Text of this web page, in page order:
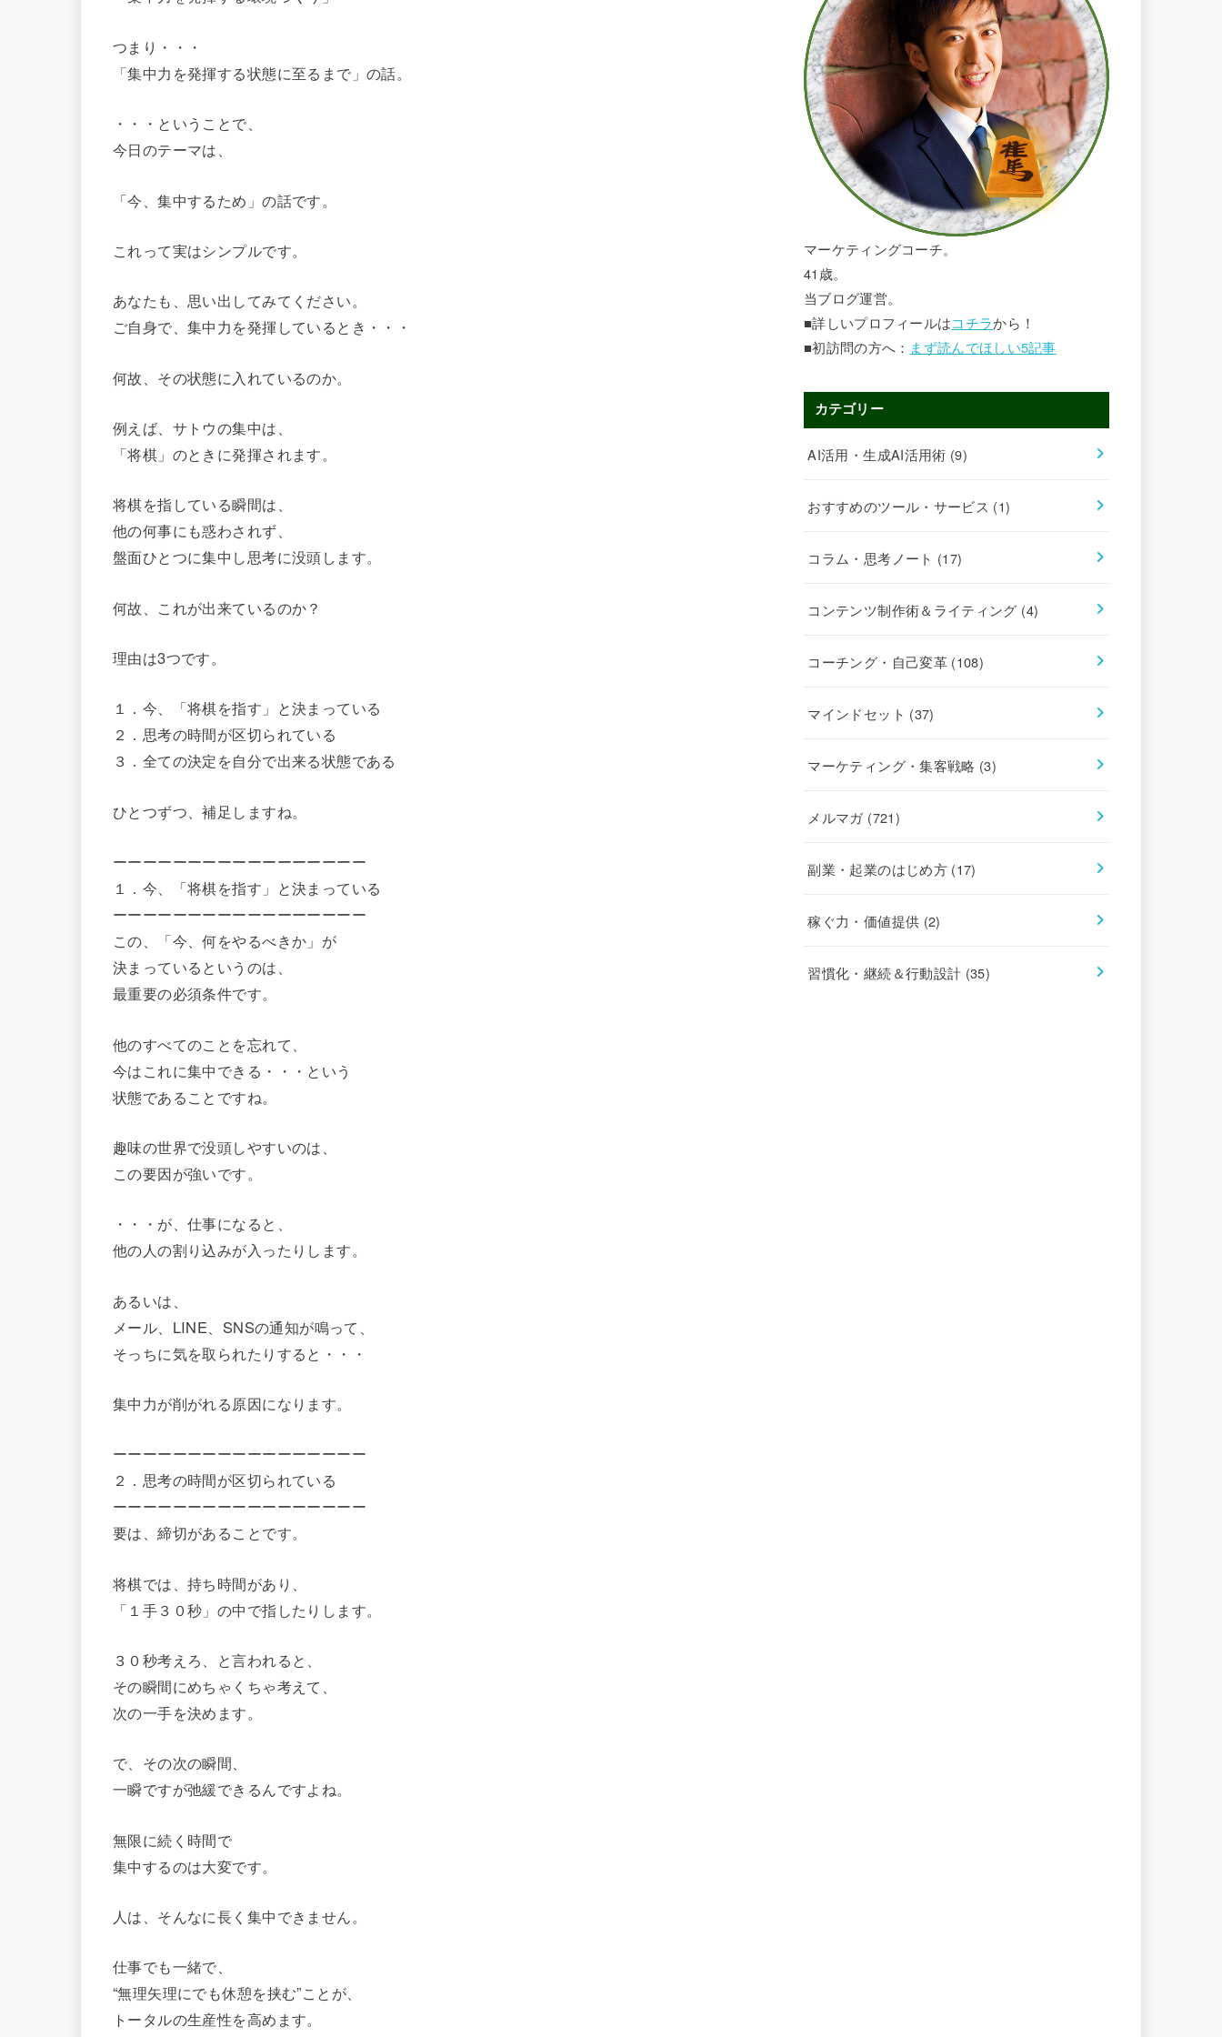
つまり・・・
「集中力を発揮する状態に至るまで」の話。
・・・ということで、
今日のテーマは、
「今、集中するため」の話です。
これって実はシンプルです。
あなたも、思い出してみてください。
ご自身で、集中力を発揮しているとき・・・
何故、その状態に入れているのか。
例えば、サトウの集中は、
「将棋」のときに発揮されます。
将棋を指している瞬間は、
他の何事にも惑わされず、
盤面ひとつに集中し思考に没頭します。
何故、これが出来ているのか？
理由は3つです。
１．今、「将棋を指す」と決まっている
２．思考の時間が区切られている
３．全ての決定を自分で出来る状態である
ひとつずつ、補足しますね。
ーーーーーーーーーーーーーーーーー
１．今、「将棋を指す」と決まっている
ーーーーーーーーーーーーーーーーー
この、「今、何をやるべきか」が
決まっているというのは、
最重要の必須条件です。
他のすべてのことを忘れて、
今はこれに集中できる・・・という
状態であることですね。
趣味の世界で没頭しやすいのは、
この要因が強いです。
・・・が、仕事になると、
他の人の割り込みが入ったりします。
あるいは、
メール、LINE、SNSの通知が鳴って、
そっちに気を取られたりすると・・・
集中力が削がれる原因になります。
ーーーーーーーーーーーーーーーーー
２．思考の時間が区切られている
ーーーーーーーーーーーーーーーーー
要は、締切があることです。
将棋では、持ち時間があり、
「１手３０秒」の中で指したりします。
３０秒考えろ、と言われると、
その瞬間にめちゃくちゃ考えて、
次の一手を決めます。
で、その次の瞬間、
一瞬ですが弛緩できるんですよね。
無限に続く時間で
集中するのは大変です。
人は、そんなに長く集中できません。
仕事でも一緒で、
“無理矢理にでも休憩を挟む”ことが、
トータルの生産性を高めます。
マーケティングコーチ。
41歳。
当ブログ運営。
■詳しいプロフィールはコチラから！
■初訪問の方へ： まず読んでほしい5記事
カテゴリー
AI活用・生成AI活用術 (9)
おすすめのツール・サービス (1)
コラム・思考ノート (17)
コンテンツ制作術＆ライティング (4)
コーチング・自己変革 (108)
マインドセット (37)
マーケティング・集客戦略 (3)
メルマガ (721)
副業・起業のはじめ方 (17)
稼ぐ力・価値提供 (2)
習慣化・継続＆行動設計 (35)